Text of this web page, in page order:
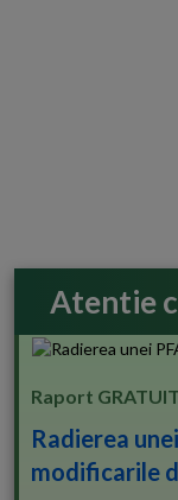
Atentie
Raport GRATUIT
Radierea
modificarile